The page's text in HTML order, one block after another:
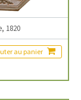
1820
au panier